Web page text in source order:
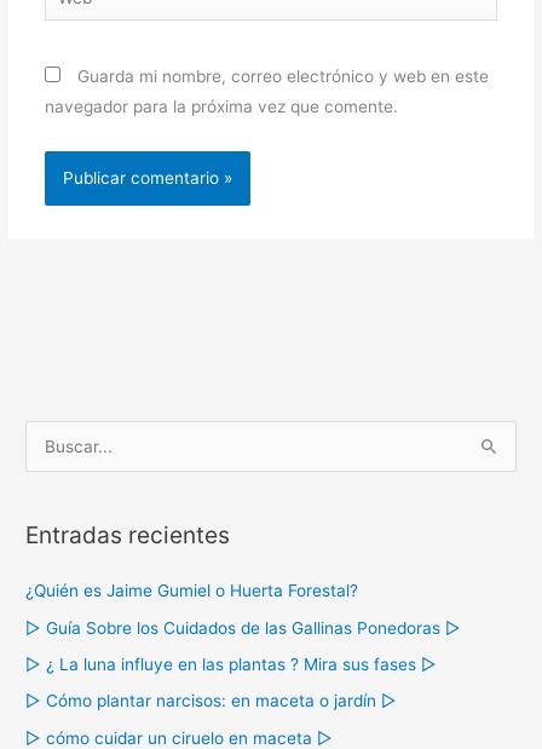
Guarda mi nombre, correo electrónico y web en este
navegador para la próxima vez que comente.
u
c
r
p
o
r
:
Entradas recientes
¿Quién es Jaime Gumiel o Huerta Forestal?
▷ Guía Sobre los Cuidados de las Gallinas Ponedoras ▷
▷ ¿ La luna influye en las plantas ? Mira sus fases ▷
▷ Cómo plantar narcisos: en maceta o jardín ▷
▷ cómo cuidar un ciruelo en maceta ▷